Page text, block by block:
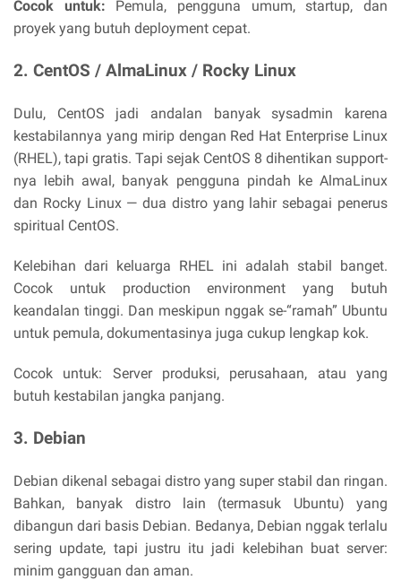
Cocok untuk: Pemula, pengguna umum, startup, dan
proyek yang butuh deployment cepat.
2. CentOS / AlmaLinux / Rocky Linux
Dulu, CentOS jadi andalan banyak sysadmin karena
kestabilannya yang mirip dengan Red Hat Enterprise Linux
(RHEL), tapi gratis. Tapi sejak CentOS 8 dihentikan support-
nya lebih awal, banyak pengguna pindah ke AlmaLinux
dan Rocky Linux — dua distro yang lahir sebagai penerus
spiritual CentOS.
Kelebihan dari keluarga RHEL ini adalah stabil banget.
Cocok untuk production environment yang butuh
keandalan tinggi. Dan meskipun nggak se-“ramah” Ubuntu
untuk pemula, dokumentasinya juga cukup lengkap kok.
Cocok untuk: Server produksi, perusahaan, atau yang
butuh kestabilan jangka panjang.
3. Debian
Debian dikenal sebagai distro yang super stabil dan ringan.
Bahkan, banyak distro lain (termasuk Ubuntu) yang
dibangun dari basis Debian. Bedanya, Debian nggak terlalu
sering update, tapi justru itu jadi kelebihan buat server:
minim gangguan dan aman.